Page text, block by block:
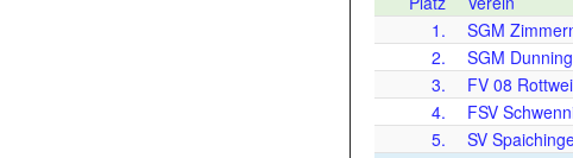
1.
SGM
2.
SGM
3.
FV 08
4.
FSV
5.
SV